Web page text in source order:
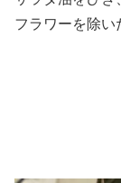
フラワーを除い